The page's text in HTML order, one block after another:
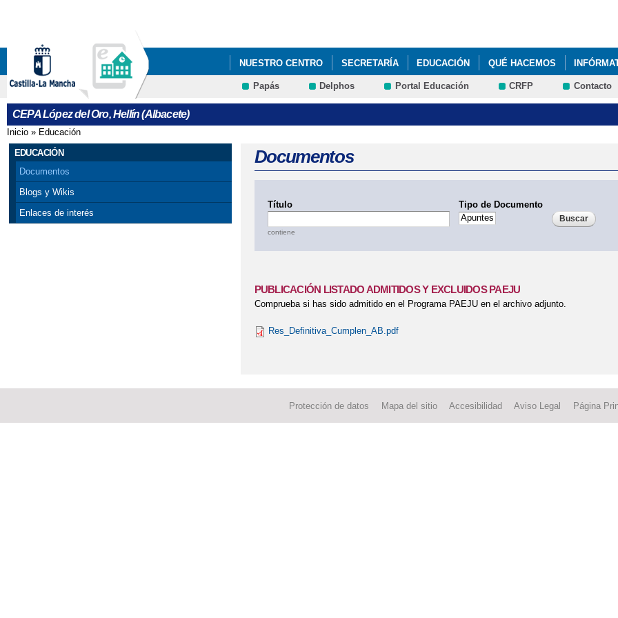
NUESTRO CENTRO SECRETARÍA EDUCACIÓN QUÉ HACEMOS
Papás Delphos Portal Educación CRFP Contacto
CEPA López del Oro, Hellín (Albacete)
Se encuentra usted aquí
Inicio » Educación
EDUCACIÓN
Documentos
Blogs y Wikis
Enlaces de interés
Documentos
Título
contiene
Tipo de Documento
PUBLICACIÓN LISTADO ADMITIDOS Y EXCLUIDOS PAEJU
Comprueba si has sido admitido en el Programa PAEJU en el archivo adjunto.
Res_Definitiva_Cumplen_AB.pdf
Protección de datos Mapa del sitio Accesibilidad Aviso Legal Página